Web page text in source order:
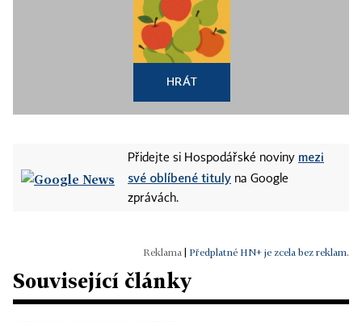
HRÁT
Přidejte si Hospodářské noviny mezi
své oblíbené tituly na Google
zprávách.
Předplatné HN+ je zcela bez reklam.
Související články